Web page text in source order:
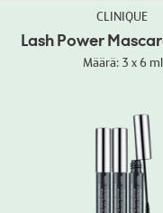
CLINIQUE
Lash Power
Määrä: 3 x 6 ml